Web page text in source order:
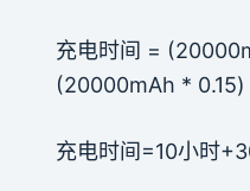
充电时间 =
(20000mAh * 0.15)
充电时间=10小时